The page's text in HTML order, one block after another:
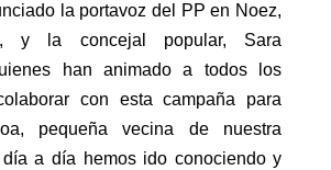
la portavoz del PP en Noez,
y la concejal popular, Sara
han animado a todos los
con esta campaña para
pequeña vecina de nuestra
día a día hemos ido conociendo y